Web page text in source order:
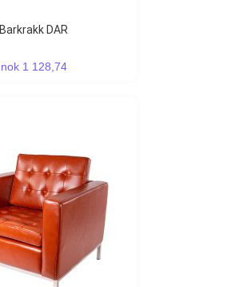
Barkrakk DAR
nok 1 128,74